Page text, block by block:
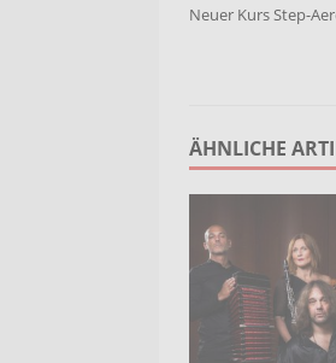
Neuer Kurs Step-
ÄHNLICHE